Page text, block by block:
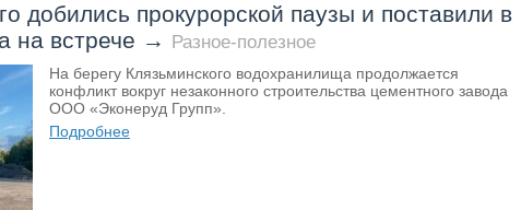
добились прокурорской паузы и поставили в
на встрече → Разное-полезное
На берегу Клязьминского водохранилища продолжается
конфликт вокруг незаконного строительства цементного завода
ООО «Эконеруд Групп».
Подробнее